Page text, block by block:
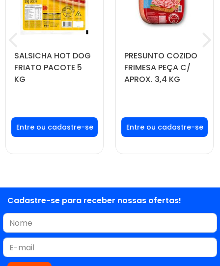
SALSICHA HOT DOG
FRIATO PACOTE 5
KG
Faça seu login ou
cadastre-se para
ver preços e
PRESUNTO COZIDO
FRIMESA PEÇA C/
APROX. 3,4 KG
Faça seu login ou
cadastre-se para
ver preços e
Cadastre-se para receber nossas ofertas!